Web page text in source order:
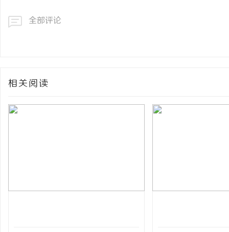
全部评论
相关阅读